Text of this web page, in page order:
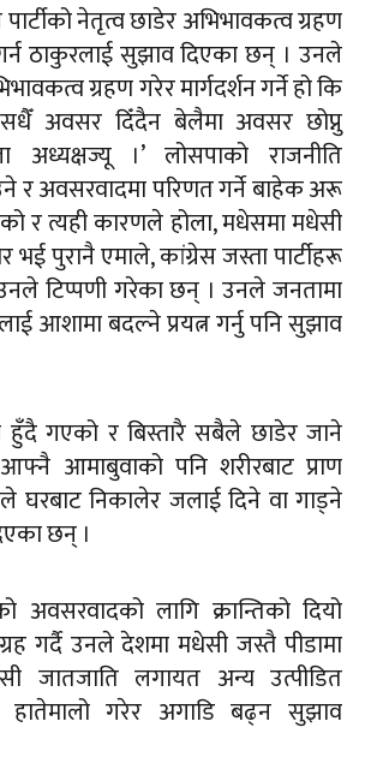
नेतृत्व छाडेर अभिभावकत्व ग्रहण
गर्न ठाकुरलाई सुझाव दिएका छन् । उनले
ग्रहण गरेर मार्गदर्शन गर्ने हो कि
अवसर दिँदैन बेलैमा अवसर छोप्नु
अध्यक्षज्यू ।’ लोसपाको राजनीति
र अवसरवादमा परिणत गर्ने बाहेक अरू
र त्यही कारणले होला, मधेसमा मधेसी
भई पुरानै एमाले, कांग्रेस जस्ता पार्टीहरू
टिप्पणी गरेका छन् । उनले जनतामा
आशामा बदल्ने प्रयत्न गर्नु पनि सुझाव
हुँदै गएको र बिस्तारै सबैले छाडेर जाने
आमाबुवाको पनि शरीरबाट प्राण
घरबाट निकालेर जलाई दिने वा गाड्ने
छन् ।
अवसरवादको लागि क्रान्तिको दियो
गर्दै उनले देशमा मधेसी जस्तै पीडामा
जातजाति लगायत अन्य उत्पीडित
गरेर अगाडि बढ्न सुझाव